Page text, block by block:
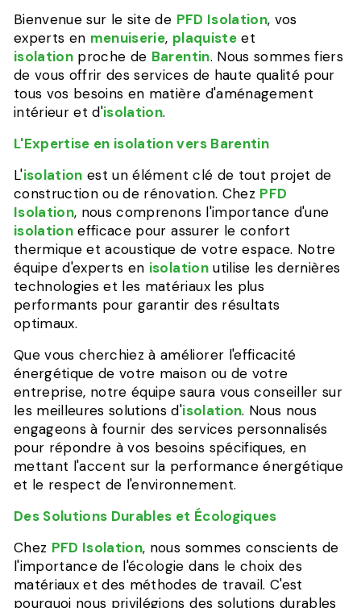
Bienvenue sur le site de PFD Isolation, vos
experts en menuiserie, plaquisteet
isolation proche de Barentin. Nous sommes fiers
de vous offrir des services de haute qualité pour
tous vos besoins en matière d'aménagement
intérieur et d'isolation.
L'Expertise en isolation vers Barentin
L'isolation est un élément clé de tout projet de
construction ou de rénovation. Chez PFD
Isolation, nous comprenons l'importance d'une
isolation efficace pour assurer le confort
thermique et acoustique de votre espace. Notre
équipe d'experts en isolationutilise les dernières
technologies et les matériaux les plus
performants pour garantir des résultats
optimaux.
Que vous cherchiez à améliorer l'efficacité
énergétique de votre maison ou de votre
entreprise, notre équipe saura vous conseiller sur
les meilleures solutions d'isolation. Nous nous
engageons à fournir des services personnalisés
pour répondre à vos besoins spécifiques, en
mettant l'accent sur la performance énergétique
et le respect de l'environnement.
Des Solutions Durables et Écologiques
Chez PFD Isolation, nous sommes conscients de
l'importance de l'écologie dans le choix des
matériaux et des méthodes de travail. C'est
pourquoi nous privilégions des solutions durables